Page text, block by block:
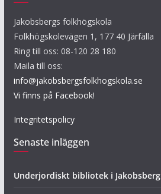
Jakobsbergs folkhögskola
Folkhögskolevägen 1, 177 40 Järfälla
Ring till oss: 08-120 28 180
Maila till oss:
info@jakobsbergsfolkhogskola.se
Vi finns på Facebook!
Integritetspolicy
Senaste inläggen
Underjordiskt bibliotek i Jakobsberg